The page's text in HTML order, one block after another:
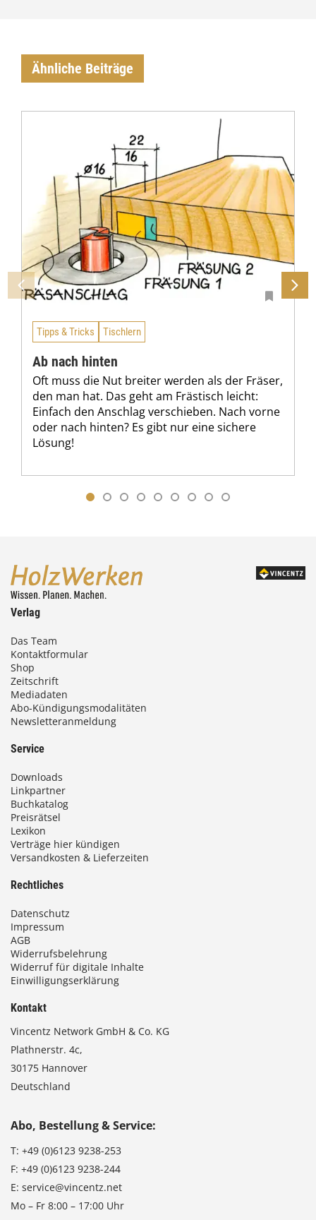
Ähnliche Beiträge
Tipps & Tricks Tischlern
Ab nach hinten
Oft muss die Nut breiter werden als der Fräser,
den man hat. Das geht am Frästisch leicht:
Einfach den Anschlag verschieben. Nach vorne
oder nach hinten? Es gibt nur eine sichere
Lösung!
Verlag
Das Team
Kontaktformular
Shop
Zeitschrift
Mediadaten
Abo-Kündigungsmodalitäten
Newsletteranmeldung
Service
Downloads
Linkpartner
Buchkatalog
Preisrätsel
Lexikon
Verträge hier kündigen
Versandkosten & Lieferzeiten
Rechtliches
Datenschutz
Impressum
AGB
Widerrufsbelehrung
Widerruf für digitale Inhalte
Einwilligungserklärung
Kontakt
Vincentz Network GmbH & Co. KG
Plathnerstr. 4c,
30175 Hannover
Deutschland
Abo, Bestellung & Service:
T: +49 (0)6123 9238-253
F: +49 (0)6123 9238-244
E: service@vincentz.net
Mo – Fr 8:00 – 17:00 Uhr